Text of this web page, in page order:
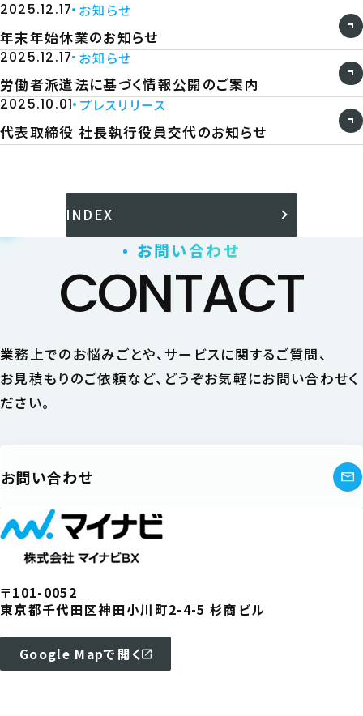
2025.12.17 お知らせ
年末年始休業のお知らせ
2025.12.17 お知らせ
労働者派遣法に基づく情報公開のご案内
2025.10.01 プレスリリース
代表取締役 社長執行役員交代のお知らせ
INDEX
お問い合わせ
CONTACT
業務上でのお悩みごとや、サービスに関するご質問、
お見積もりのご依頼など、どうぞお気軽にお問い合わせく
ださい。
お問い合わせ
〒101-0052
東京都千代田区神田小川町2-4-5 杉商ビル
Google Mapで開く